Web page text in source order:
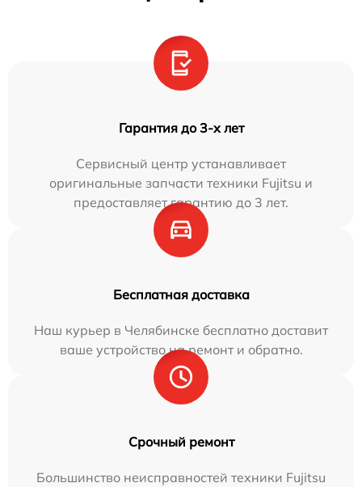
Гарантия до 3-х лет
Сервисный центр устанавливает
оригинальные запчасти техники Fujitsu и
предоставляет гарантию до 3 лет.
Бесплатная доставка
Наш курьер в Челябинске бесплатно доставит
ваше устройство на ремонт и обратно.
Срочный ремонт
Большинство неисправностей техники Fujitsu